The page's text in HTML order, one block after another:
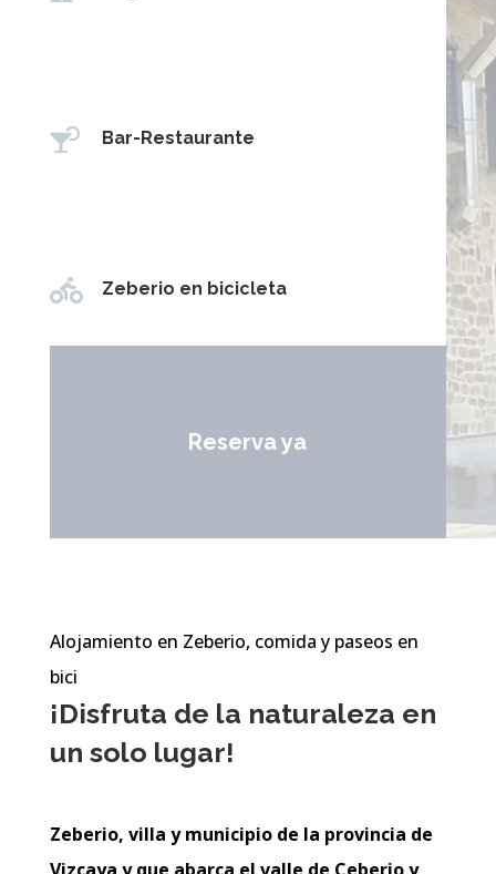
 Bar-Restaurante
 Zeberio en bicicleta
Reserva ya
Alojamiento en Zeberio, comida y paseos en
bici
¡Disfruta de la naturaleza en
un solo lugar!
Zeberio, villa y municipio de la provincia de
Vizcaya y que abarca el valle de Ceberio y